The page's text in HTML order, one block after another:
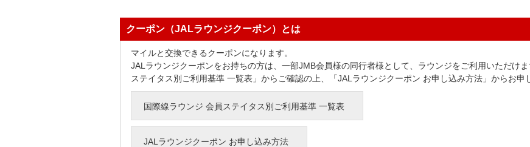
クーポン（JALラウンジクーポン）とは
マイルと交換できるクーポンになります。
JALラウンジクーポンをお持ちの方は、一部JMB会員様の同行者様として、ラウンジをご利用いただけ
ステイタス別ご利用基準 一覧表」からご確認の上、「JALラウンジクーポン お申し込み方法」からお申
国際線ラウンジ 会員ステイタス別ご利用基準 一覧表
JALラウンジクーポン お申し込み方法